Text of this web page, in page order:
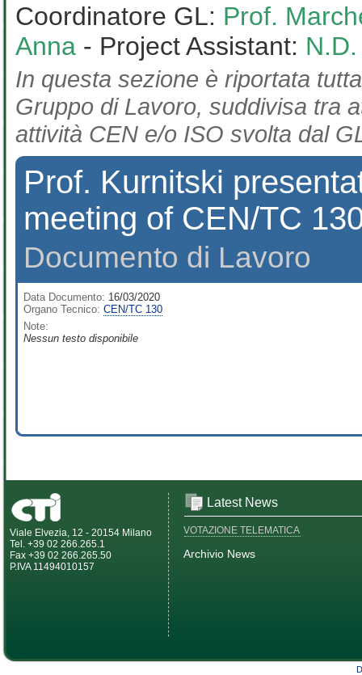
Coordinatore GL: Prof.
Anna - Project Assistant: N.D.
In questa sezione è riportata
Gruppo di Lavoro, suddivisa tra
attività CEN e/o ISO svolta dal
Prof. Kurnitski
meeting of CEN/TC
Documento di Lavoro
Data Documento: 16/03/2020
Organo Tecnico: CEN/TC 130
Note:
Nessun testo disponibile
Viale Elvezia, 12 - 20154 Milano
Tel. +39 02 266.265.1
Fax +39 02 266.265.50
P.IVA 11494010157
Latest News
VOTAZIONE TELEMATICA
Archivio News